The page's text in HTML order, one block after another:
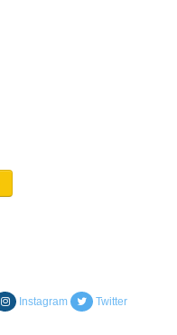
Instagram Twitter